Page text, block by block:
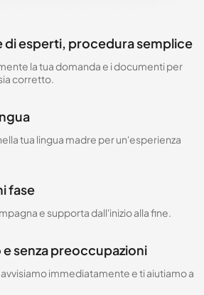
di esperti, procedura semplice
la tua domanda e i documenti per
corretto.
tua lingua madre per un'esperienza
fase
e supporta dall'inizio alla fine.
senza preoccupazioni
immediatamente e ti aiutiamo a